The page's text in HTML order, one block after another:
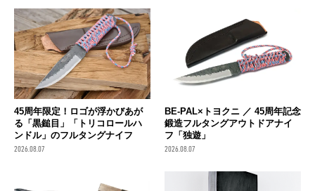
45周年限定！ロゴが浮かびあが
る「黒鎚目」「トリコロールハ
ンドル」のフルタングナイフ
2026.08.07
BE-PAL×トヨクニ ／ 45周年記念
鍛造フルタングアウトドアナイ
フ「独遊」
2026.08.07